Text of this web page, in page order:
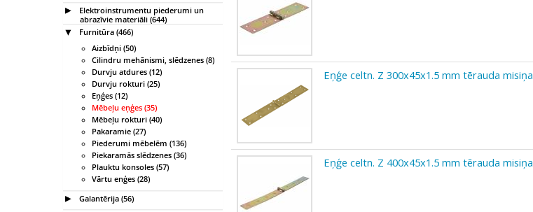
Elektroinstrumentu piederumi un
abrazīvie materiāli (644)
Furnitūra (466)
Aizbīdņi (50)
Cilindru mehānismi, slēdzenes (8)
Durvju atdures (12)
Durvju rokturi (25)
Eņģes (12)
Mēbeļu eņģes (35)
Mēbeļu rokturi (40)
Pakaramie (27)
Piederumi mēbelēm (136)
Piekaramās slēdzenes (36)
Plauktu konsoles (57)
Vārtu enģes (28)
Galantērija (56)
Eņģe celtn. Z 300x45x1.5 mm tērauda misiņa
Eņģe celtn. Z 400x45x1.5 mm tērauda misiņa